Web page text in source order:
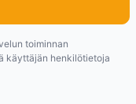
toiminnan
käyttäjän henkilötietoja